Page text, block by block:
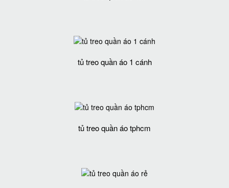
tủ treo quần áo 1 cánh
tủ treo quần áo tphcm